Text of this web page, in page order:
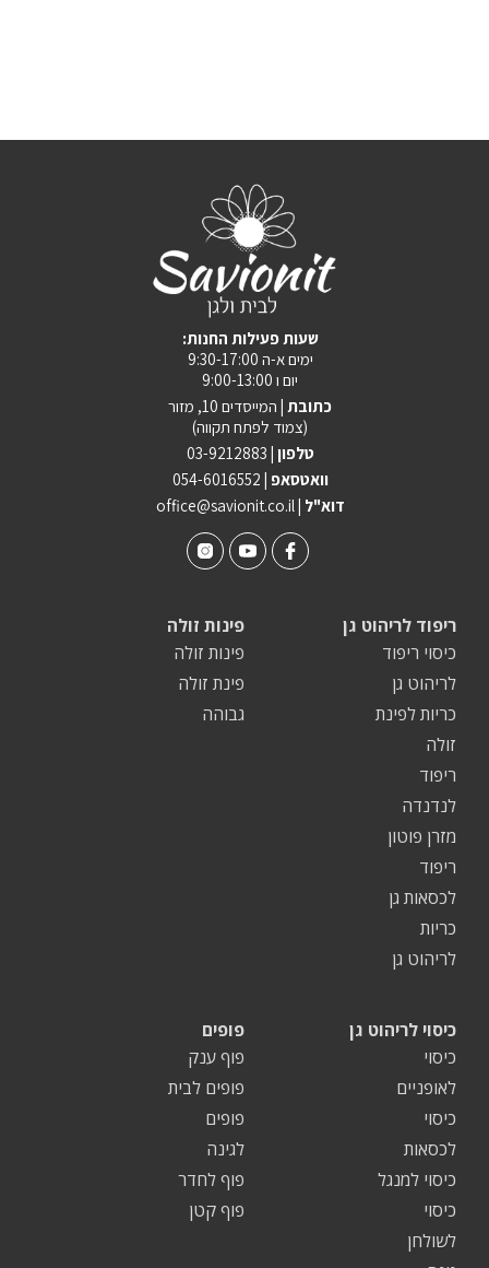
:שעות פעילות החנות
ימים א-ה 9:30-17:00
יום ו 9:00-13:00
כתובת | המייסדים 10, מזור
(צמוד לפתח תקווה)
טלפון | 03-9212883
וואטסאפ | 054-6016552
office@savionit.co.il | דוא"ל
פינות זולה
פינות זולה
פינת זולה
גבוהה
ריפוד לריהוט גן
כיסוי ריפוד
לריהוט גן
כריות לפינת
זולה
ריפוד
לנדנדה
מזרן פוטון
ריפוד
לכסאות גן
כריות
לריהוט גן
פופים
פוף ענק
פופים לבית
פופים
לגינה
פוף לחדר
פוף קטן
כיסוי לריהוט גן
כיסוי
לאופניים
כיסוי
לכסאות
כיסוי למנגל
כיסוי
לשולחן